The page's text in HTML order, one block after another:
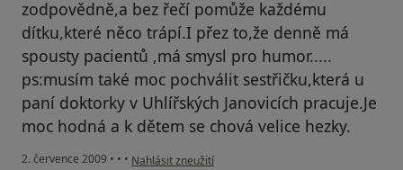
zodpovědně,a bez řečí pomůže každému
dítku,které něco trápí.I přez to,že denně má
spousty pacientů ,má smysl pro humor.....
ps:musím také moc pochválit sestřičku,která u
paní doktorky v Uhlířských Janovicích pracuje.Je
moc hodná a k dětem se chová velice hezky.
2. července 2009 • • • podle názoru uživatele maminka z Janovic
Nahlásit zneužití